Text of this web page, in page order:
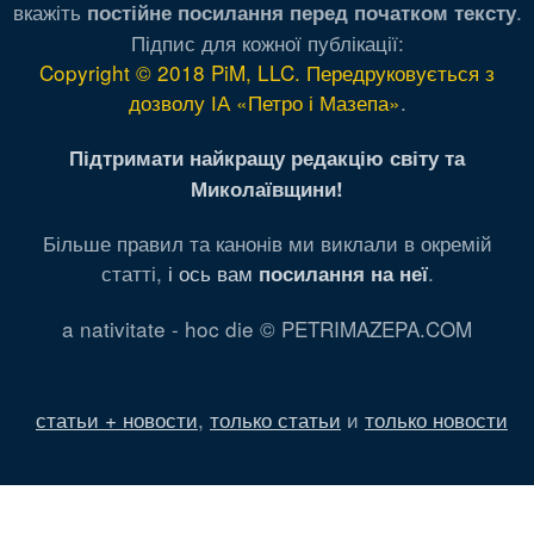
вкажіть постійне посилання перед початком тексту.
Підпис для кожної публікації:
Copyright © 2018 PiM, LLC. Передруковується з
дозволу ІА «Петро і Мазепа».
Підтримати найкращу редакцію світу та
Миколаївщини!
Більше правил та канонів ми виклали в окремій
статті, і ось вам посилання на неї.
a nativitate - hoc die © PETRIMAZEPA.COM
статьи + новости, только статьи и только новости